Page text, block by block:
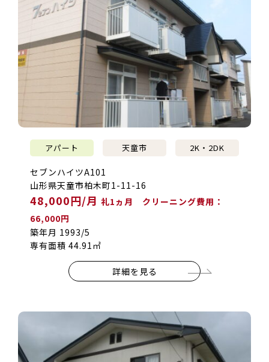
アパート 天童市 2K・2DK
セブンハイツA101
山形県天童市柏木町1-11-16
48,000円/月 礼1ヵ月 クリーニング費用：
66,000円
築年月 1993/5
専有面積 44.91㎡
詳細を見る